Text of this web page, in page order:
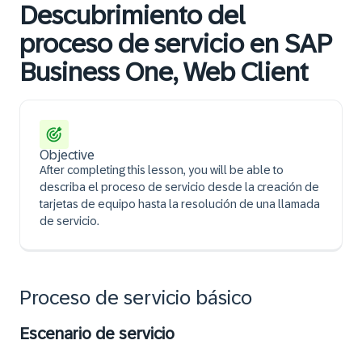
Descubrimiento del
proceso de servicio en SAP
Business One, Web Client
Objective
After completing this lesson, you will be able to
describa el proceso de servicio desde la creación de
tarjetas de equipo hasta la resolución de una llamada
de servicio.
Proceso de servicio básico
Escenario de servicio